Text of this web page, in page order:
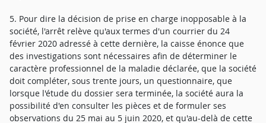
5. Pour dire la décision de prise en charge inopposable à la
société, l'arrêt relève qu'aux termes d'un courrier du 24
février 2020 adressé à cette dernière, la caisse énonce que
des investigations sont nécessaires afin de déterminer le
caractère professionnel de la maladie déclarée, que la société
doit compléter, sous trente jours, un questionnaire, que
lorsque l'étude du dossier sera terminée, la société aura la
possibilité d'en consulter les pièces et de formuler ses
observations du 25 mai au 5 juin 2020, et qu'au-delà de cette